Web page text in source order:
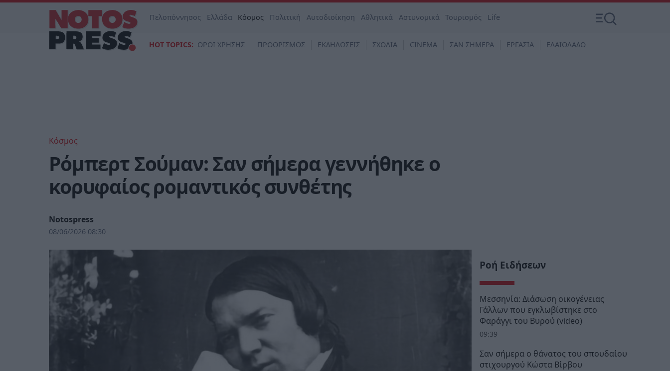
Πελοπόννησος Ελλάδα Κόσμος Πολιτική Αυτοδιοίκηση Αθλητικά Αστυνομικά Τουρισμός Life
HOT TOPICS: ΟΡΟΙ ΧΡΗΣΗΣ ΠΡΟΟΡΙΣΜΟΣ ΕΚΔΗΛΩΣΕΙΣ ΣΧΟΛΙΑ CINEMA ΣΑΝ ΣΗΜΕΡΑ ΕΡΓΑΣΙΑ ΕΛΑΙΟΛΑΔΟ
Κόσμος
Ρόμπερτ Σούμαν: Σαν σήμερα γεννήθηκε ο
κορυφαίος ρομαντικός συνθέτης
Notospress
08/06/2026 08:30
Ροή Ειδήσεων
Μεσσηνία: Διάσωση οικογένειας
Γάλλων που εγκλωβίστηκε στο
Φαράγγι του Βυρού (video)
09:39
Σαν σήμερα ο θάνατος του σπουδαίου
στιχουργού Κώστα Βίρβου